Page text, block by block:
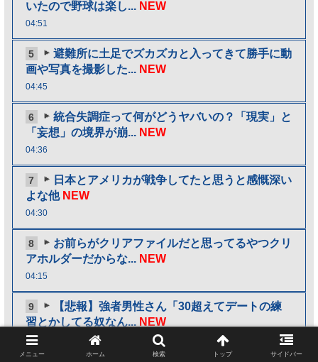
いたので野球は楽し... NEW
04:51
5
避難所に土足でズカズカと入ってきて勝手に動
画や写真を撮影した... NEW
04:45
6
統合失調症って何がどうヤバいの？「現実」と
「妄想」の境界が崩... NEW
04:36
7
日本とアメリカが戦争してたと思うと感慨深い
よな他 NEW
04:30
8
お前らがクリアファイルだと思ってるやつクリ
アホルダーだからな... NEW
04:15
9
【悲報】強者男性さん「30超えてデートの練
習とかしてる奴なん... NEW
04:06
メニュー ホーム 検索 トップ サイドバー